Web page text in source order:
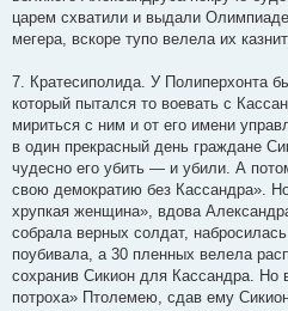
царем схватили и выдали
мегера, вскоре тупо велела их
7. Кратесиполида. У Полиперхонта
который пытался то воевать с
мириться с ним и от его имени
в один прекрасный день граждане
чудесно его убить — и убили. А
свою демократию без Кассандра».
хрупкая женщина», вдова
собрала верных солдат,
поубивала, а 30 пленных велела
сохранив Сикион для Кассандра. Но
потроха» Птолемею, сдав ему